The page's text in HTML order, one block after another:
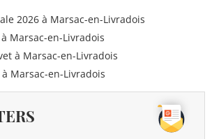
2026 à Marsac-en-Livradois
Marsac-en-Livradois
à Marsac-en-Livradois
Marsac-en-Livradois